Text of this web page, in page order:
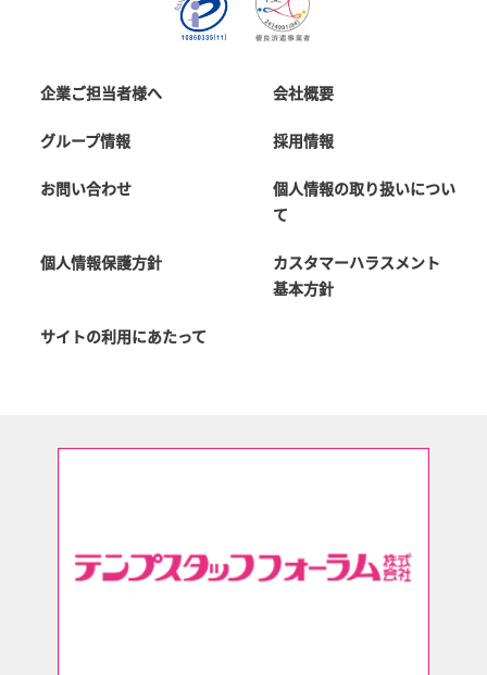
企業ご担当者様へ 会社概要
グループ情報 採用情報
お問い合わせ
個人情報の取り扱いについ
て
個人情報保護方針
カスタマーハラスメント
基本方針
サイトの利用にあたって